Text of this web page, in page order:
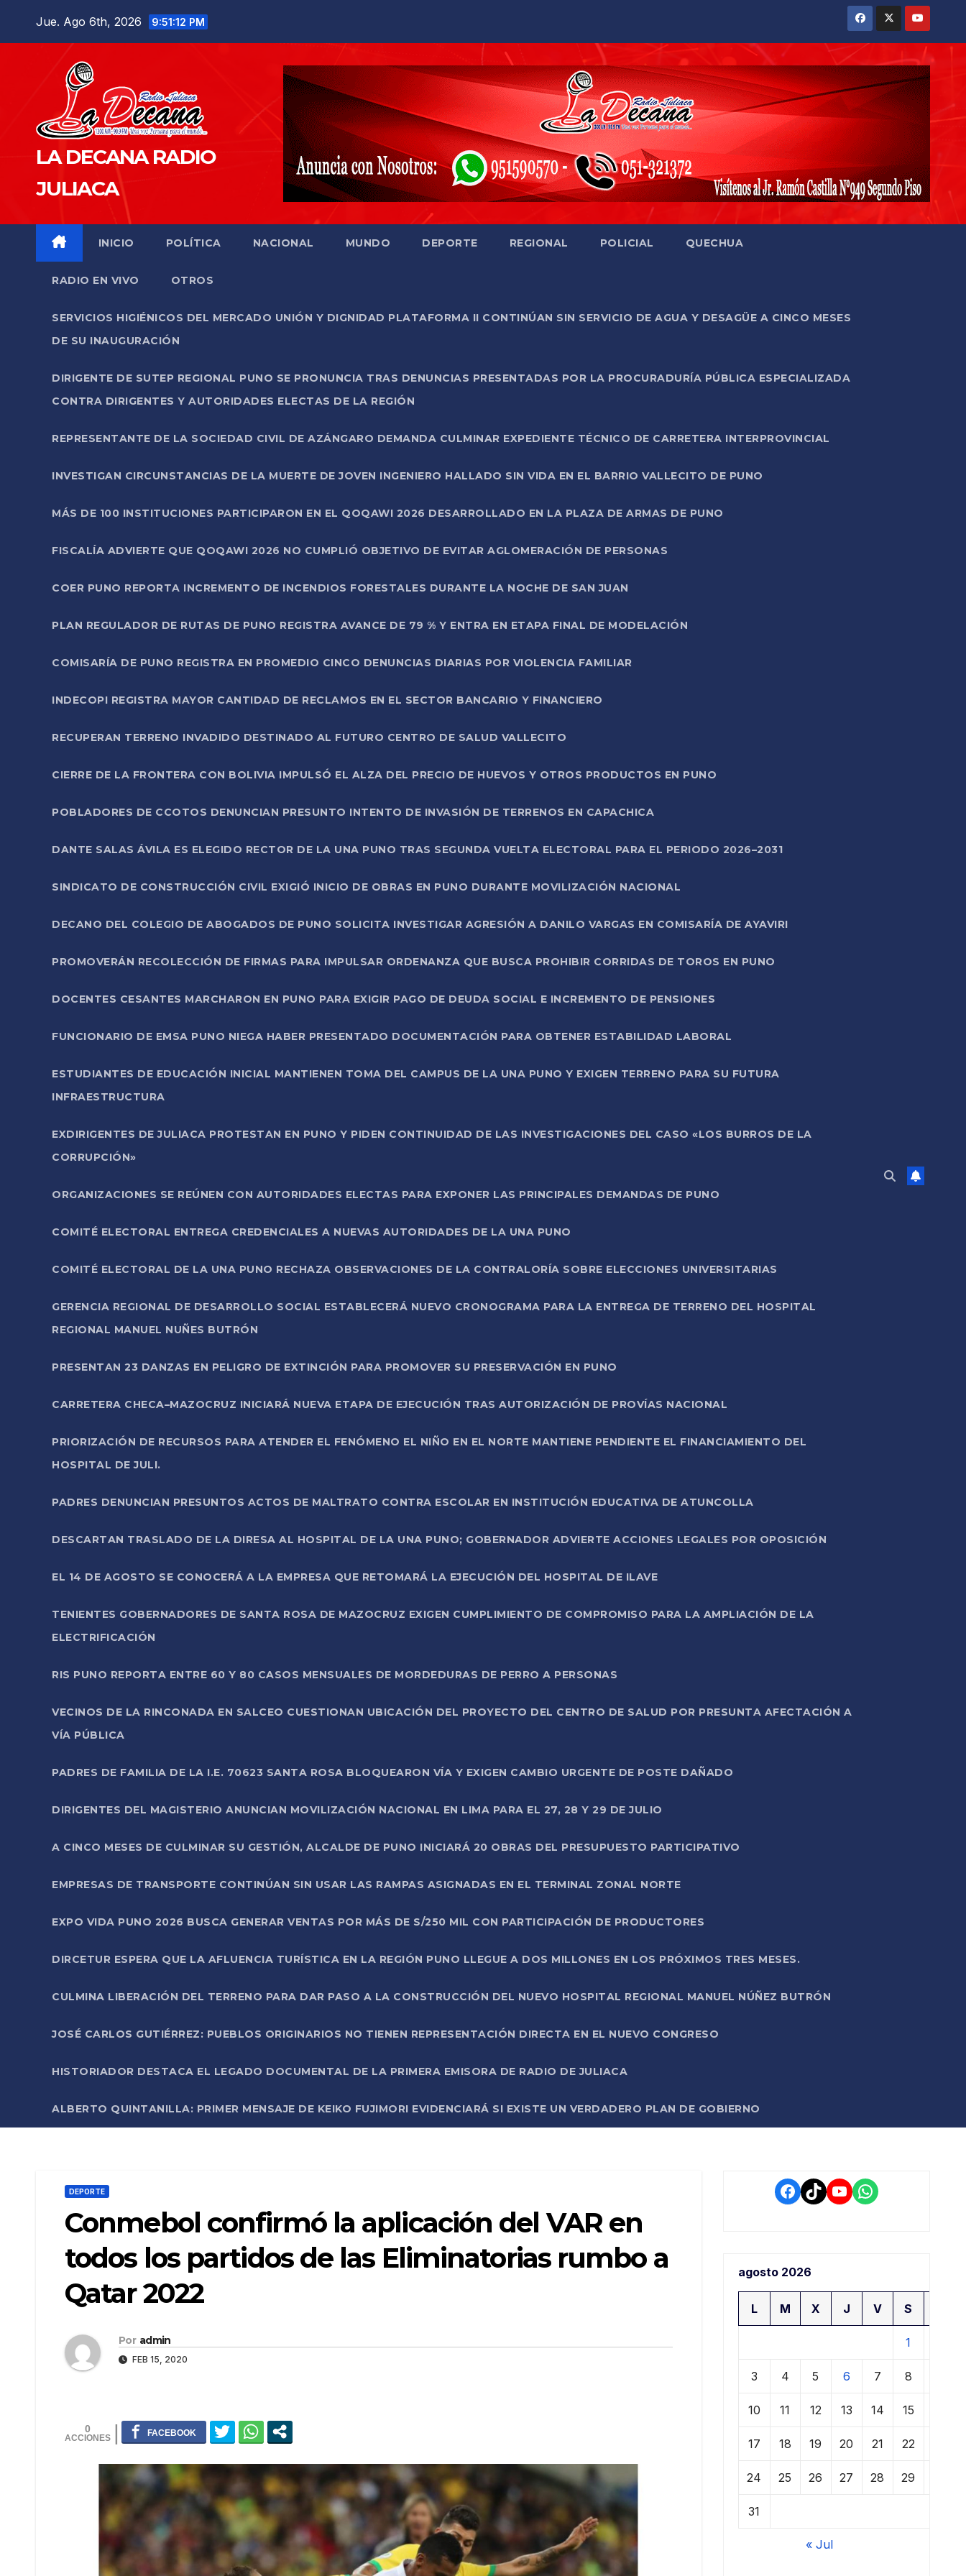
Jue. Ago 6th, 2026 9:51:13 PM
LA DECANA RADIO
JULIACA
INICIO POLÍTICA NACIONAL MUNDO DEPORTE REGIONAL POLICIAL QUECHUA
RADIO EN VIVO OTROS
SERVICIOS HIGIÉNICOS DEL MERCADO UNIÓN Y DIGNIDAD PLATAFORMA II CONTINÚAN SIN SERVICIO DE AGUA Y DESAGÜE A CINCO MESES
DE SU INAUGURACIÓN
DIRIGENTE DE SUTEP REGIONAL PUNO SE PRONUNCIA TRAS DENUNCIAS PRESENTADAS POR LA PROCURADURÍA PÚBLICA ESPECIALIZADA
CONTRA DIRIGENTES Y AUTORIDADES ELECTAS DE LA REGIÓN
REPRESENTANTE DE LA SOCIEDAD CIVIL DE AZÁNGARO DEMANDA CULMINAR EXPEDIENTE TÉCNICO DE CARRETERA INTERPROVINCIAL
INVESTIGAN CIRCUNSTANCIAS DE LA MUERTE DE JOVEN INGENIERO HALLADO SIN VIDA EN EL BARRIO VALLECITO DE PUNO
MÁS DE 100 INSTITUCIONES PARTICIPARON EN EL QOQAWI 2026 DESARROLLADO EN LA PLAZA DE ARMAS DE PUNO
FISCALÍA ADVIERTE QUE QOQAWI 2026 NO CUMPLIÓ OBJETIVO DE EVITAR AGLOMERACIÓN DE PERSONAS
COER PUNO REPORTA INCREMENTO DE INCENDIOS FORESTALES DURANTE LA NOCHE DE SAN JUAN
PLAN REGULADOR DE RUTAS DE PUNO REGISTRA AVANCE DE 79 % Y ENTRA EN ETAPA FINAL DE MODELACIÓN
COMISARÍA DE PUNO REGISTRA EN PROMEDIO CINCO DENUNCIAS DIARIAS POR VIOLENCIA FAMILIAR
INDECOPI REGISTRA MAYOR CANTIDAD DE RECLAMOS EN EL SECTOR BANCARIO Y FINANCIERO
RECUPERAN TERRENO INVADIDO DESTINADO AL FUTURO CENTRO DE SALUD VALLECITO
CIERRE DE LA FRONTERA CON BOLIVIA IMPULSÓ EL ALZA DEL PRECIO DE HUEVOS Y OTROS PRODUCTOS EN PUNO
POBLADORES DE CCOTOS DENUNCIAN PRESUNTO INTENTO DE INVASIÓN DE TERRENOS EN CAPACHICA
DANTE SALAS ÁVILA ES ELEGIDO RECTOR DE LA UNA PUNO TRAS SEGUNDA VUELTA ELECTORAL PARA EL PERIODO 2026–2031
SINDICATO DE CONSTRUCCIÓN CIVIL EXIGIÓ INICIO DE OBRAS EN PUNO DURANTE MOVILIZACIÓN NACIONAL
DECANO DEL COLEGIO DE ABOGADOS DE PUNO SOLICITA INVESTIGAR AGRESIÓN A DANILO VARGAS EN COMISARÍA DE AYAVIRI
PROMOVERÁN RECOLECCIÓN DE FIRMAS PARA IMPULSAR ORDENANZA QUE BUSCA PROHIBIR CORRIDAS DE TOROS EN PUNO
DOCENTES CESANTES MARCHARON EN PUNO PARA EXIGIR PAGO DE DEUDA SOCIAL E INCREMENTO DE PENSIONES
FUNCIONARIO DE EMSA PUNO NIEGA HABER PRESENTADO DOCUMENTACIÓN PARA OBTENER ESTABILIDAD LABORAL
ESTUDIANTES DE EDUCACIÓN INICIAL MANTIENEN TOMA DEL CAMPUS DE LA UNA PUNO Y EXIGEN TERRENO PARA SU FUTURA
INFRAESTRUCTURA
EXDIRIGENTES DE JULIACA PROTESTAN EN PUNO Y PIDEN CONTINUIDAD DE LAS INVESTIGACIONES DEL CASO «LOS BURROS DE LA
CORRUPCIÓN»
ORGANIZACIONES SE REÚNEN CON AUTORIDADES ELECTAS PARA EXPONER LAS PRINCIPALES DEMANDAS DE PUNO
COMITÉ ELECTORAL ENTREGA CREDENCIALES A NUEVAS AUTORIDADES DE LA UNA PUNO
COMITÉ ELECTORAL DE LA UNA PUNO RECHAZA OBSERVACIONES DE LA CONTRALORÍA SOBRE ELECCIONES UNIVERSITARIAS
GERENCIA REGIONAL DE DESARROLLO SOCIAL ESTABLECERÁ NUEVO CRONOGRAMA PARA LA ENTREGA DE TERRENO DEL HOSPITAL
REGIONAL MANUEL NUÑES BUTRÓN
PRESENTAN 23 DANZAS EN PELIGRO DE EXTINCIÓN PARA PROMOVER SU PRESERVACIÓN EN PUNO
CARRETERA CHECA–MAZOCRUZ INICIARÁ NUEVA ETAPA DE EJECUCIÓN TRAS AUTORIZACIÓN DE PROVÍAS NACIONAL
PRIORIZACIÓN DE RECURSOS PARA ATENDER EL FENÓMENO EL NIÑO EN EL NORTE MANTIENE PENDIENTE EL FINANCIAMIENTO DEL
HOSPITAL DE JULI.
PADRES DENUNCIAN PRESUNTOS ACTOS DE MALTRATO CONTRA ESCOLAR EN INSTITUCIÓN EDUCATIVA DE ATUNCOLLA
DESCARTAN TRASLADO DE LA DIRESA AL HOSPITAL DE LA UNA PUNO; GOBERNADOR ADVIERTE ACCIONES LEGALES POR OPOSICIÓN
EL 14 DE AGOSTO SE CONOCERÁ A LA EMPRESA QUE RETOMARÁ LA EJECUCIÓN DEL HOSPITAL DE ILAVE
TENIENTES GOBERNADORES DE SANTA ROSA DE MAZOCRUZ EXIGEN CUMPLIMIENTO DE COMPROMISO PARA LA AMPLIACIÓN DE LA
ELECTRIFICACIÓN
RIS PUNO REPORTA ENTRE 60 Y 80 CASOS MENSUALES DE MORDEDURAS DE PERRO A PERSONAS
VECINOS DE LA RINCONADA EN SALCEO CUESTIONAN UBICACIÓN DEL PROYECTO DEL CENTRO DE SALUD POR PRESUNTA AFECTACIÓN A
VÍA PÚBLICA
PADRES DE FAMILIA DE LA I.E. 70623 SANTA ROSA BLOQUEARON VÍA Y EXIGEN CAMBIO URGENTE DE POSTE DAÑADO
DIRIGENTES DEL MAGISTERIO ANUNCIAN MOVILIZACIÓN NACIONAL EN LIMA PARA EL 27, 28 Y 29 DE JULIO
A CINCO MESES DE CULMINAR SU GESTIÓN, ALCALDE DE PUNO INICIARÁ 20 OBRAS DEL PRESUPUESTO PARTICIPATIVO
EMPRESAS DE TRANSPORTE CONTINÚAN SIN USAR LAS RAMPAS ASIGNADAS EN EL TERMINAL ZONAL NORTE
EXPO VIDA PUNO 2026 BUSCA GENERAR VENTAS POR MÁS DE S/250 MIL CON PARTICIPACIÓN DE PRODUCTORES
DIRCETUR ESPERA QUE LA AFLUENCIA TURÍSTICA EN LA REGIÓN PUNO LLEGUE A DOS MILLONES EN LOS PRÓXIMOS TRES MESES.
CULMINA LIBERACIÓN DEL TERRENO PARA DAR PASO A LA CONSTRUCCIÓN DEL NUEVO HOSPITAL REGIONAL MANUEL NÚÑEZ BUTRÓN
JOSÉ CARLOS GUTIÉRREZ: PUEBLOS ORIGINARIOS NO TIENEN REPRESENTACIÓN DIRECTA EN EL NUEVO CONGRESO
HISTORIADOR DESTACA EL LEGADO DOCUMENTAL DE LA PRIMERA EMISORA DE RADIO DE JULIACA
ALBERTO QUINTANILLA: PRIMER MENSAJE DE KEIKO FUJIMORI EVIDENCIARÁ SI EXISTE UN VERDADERO PLAN DE GOBIERNO
DEPORTE
Conmebol confirmó la aplicación del VAR en
todos los partidos de las Eliminatorias rumbo a
Qatar 2022
Por admin
FEB 15, 2020
0
Facebook
TikTokYouTube
WhatsApp
agosto 2026
L M X J V S
1
3 4 5 6 7 8
10 11 12 13 14 15
17 18 19 20 21 22
24 25 26 27 28 29
31
« Jul